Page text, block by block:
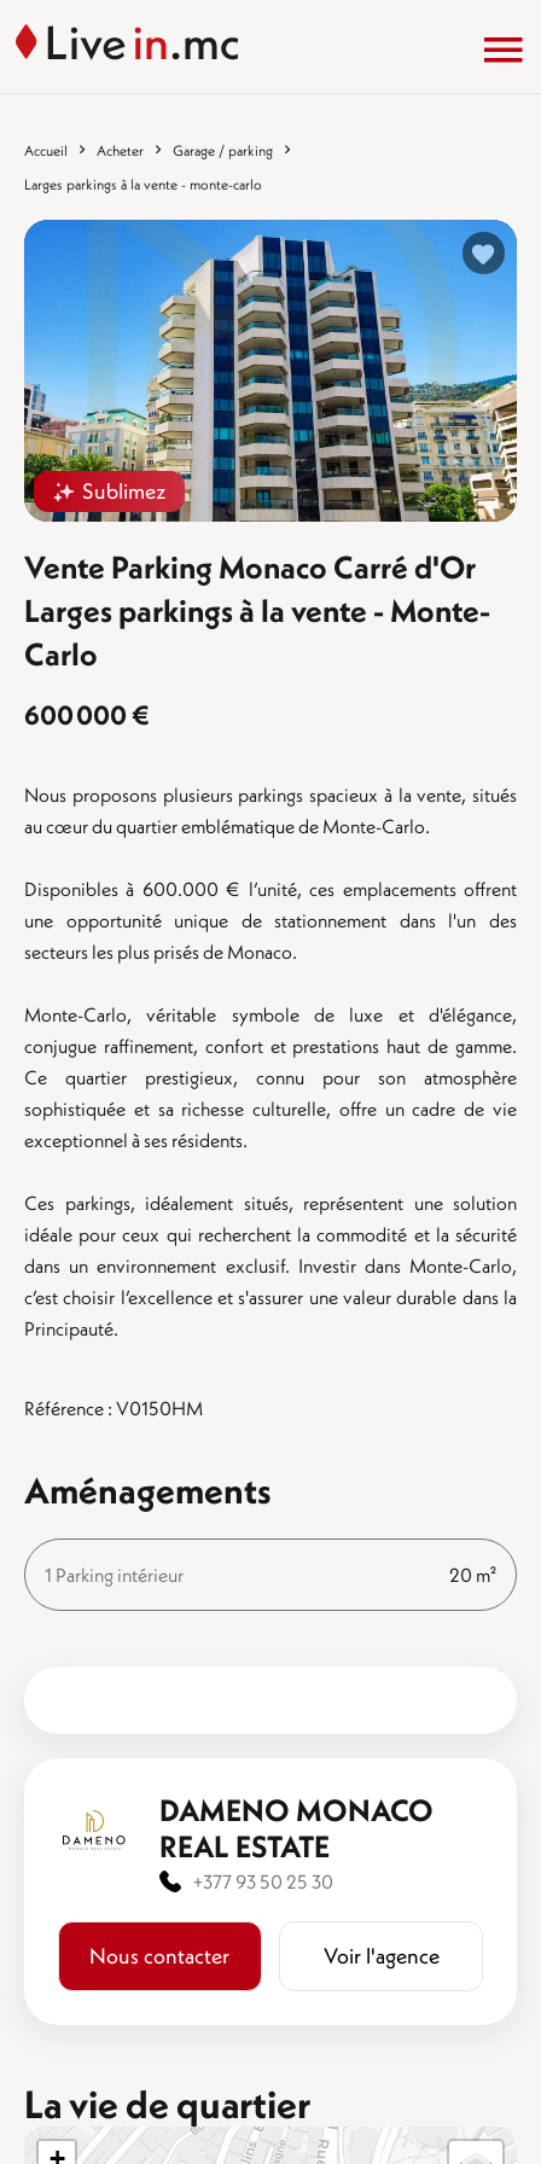
Accueil Acheter
Garage / parking
Larges parkings à la vente - monte-carlo
Sublimez
%}
Vente Parking Monaco Carré d'Or
Larges parkings à la vente - Monte-
Carlo
600 000 €
Nous proposons plusieurs parkings spacieux à la vente, situés
au cœur du quartier emblématique de Monte-Carlo.
Disponibles à 600.000 € l’unité, ces emplacements offrent
une opportunité unique de stationnement dans l'un des
secteurs les plus prisés de Monaco.
Monte-Carlo, véritable symbole de luxe et d'élégance,
conjugue raffinement, confort et prestations haut de gamme.
Ce quartier prestigieux, connu pour son atmosphère
sophistiquée et sa richesse culturelle, offre un cadre de vie
exceptionnel à ses résidents.
Ces parkings, idéalement situés, représentent une solution
idéale pour ceux qui recherchent la commodité et la sécurité
dans un environnement exclusif. Investir dans Monte-Carlo,
c’est choisir l’excellence et s'assurer une valeur durable dans la
Principauté.
Référence : V0150HM
Aménagements
1 Parking intérieur 20 m²
DAMENO MONACO
REAL ESTATE
+377 93 50 25 30
Nous contacter Voir l'agence
La vie de quartier